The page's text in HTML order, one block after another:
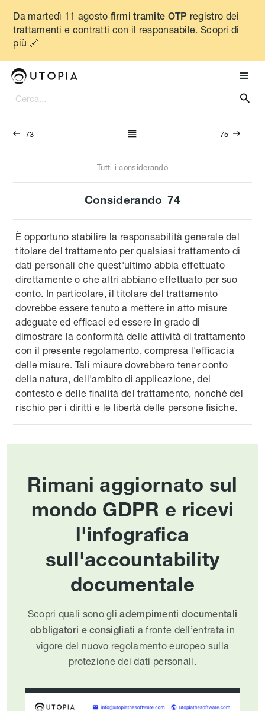
Da martedì 11 agosto firmi tramite OTP registro dei
trattamenti e contratti con il responsabile. Scopri di
più 🔗

 73  75 
Tutti i considerando
Considerando 74
È opportuno stabilire la responsabilità generale del
titolare del trattamento per qualsiasi trattamento di
dati personali che quest'ultimo abbia effettuato
direttamente o che altri abbiano effettuato per suo
conto. In particolare, il titolare del trattamento
dovrebbe essere tenuto a mettere in atto misure
adeguate ed efficaci ed essere in grado di
dimostrare la conformità delle attività di trattamento
con il presente regolamento, compresa l'efficacia
delle misure. Tali misure dovrebbero tener conto
della natura, dell'ambito di applicazione, del
contesto e delle finalità del trattamento, nonché del
rischio per i diritti e le libertà delle persone fisiche.
Rimani aggiornato sul
mondo GDPR e ricevi
l'infografica
sull'accountability
documentale
Scopri quali sono gliadempimenti documentali
obbligatori e consigliati a fronte dell’entrata in
vigore del nuovo regolamento europeo sulla
protezione dei dati personali.